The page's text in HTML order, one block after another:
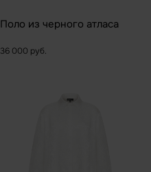
Поло из черного атласа
36 000 руб.